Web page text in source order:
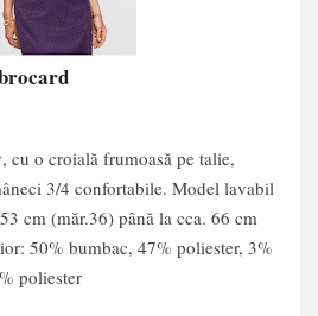
, cu o croială frumoasă pe talie,
3/4 confortabile. Model lavabil
cm (măr.36) până la cca. 66 cm
50% bumbac, 47% poliester, 3%
poliester